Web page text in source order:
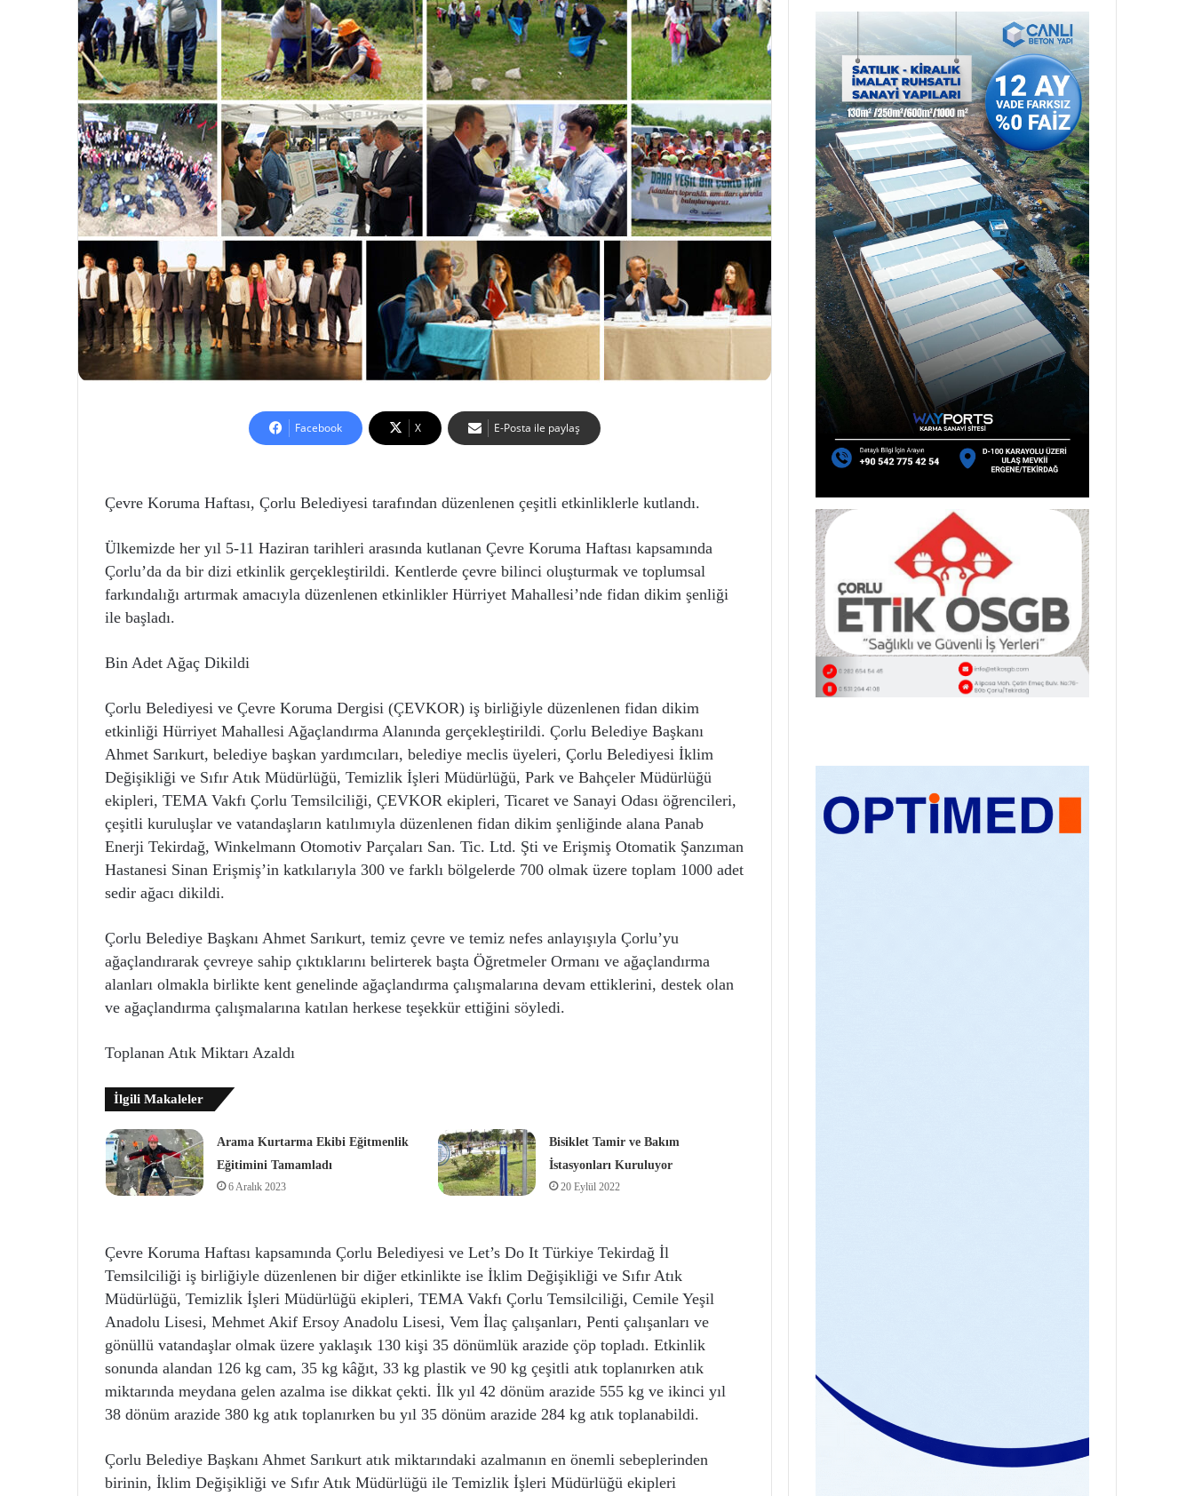
Facebook X E-Posta ile paylaş
Çevre Koruma Haftası, Çorlu Belediyesi tarafından düzenlenen çeşitli etkinliklerle kutlandı.
Ülkemizde her yıl 5-11 Haziran tarihleri arasında kutlanan Çevre Koruma Haftası kapsamında
Çorlu’da da bir dizi etkinlik gerçekleştirildi. Kentlerde çevre bilinci oluşturmak ve toplumsal
farkındalığı artırmak amacıyla düzenlenen etkinlikler Hürriyet Mahallesi’nde fidan dikim şenliği
ile başladı.
Bin Adet Ağaç Dikildi
Çorlu Belediyesi ve Çevre Koruma Dergisi (ÇEVKOR) iş birliğiyle düzenlenen fidan dikim
etkinliği Hürriyet Mahallesi Ağaçlandırma Alanında gerçekleştirildi. Çorlu Belediye Başkanı
Ahmet Sarıkurt, belediye başkan yardımcıları, belediye meclis üyeleri, Çorlu Belediyesi İklim
Değişikliği ve Sıfır Atık Müdürlüğü, Temizlik İşleri Müdürlüğü, Park ve Bahçeler Müdürlüğü
ekipleri, TEMA Vakfı Çorlu Temsilciliği, ÇEVKOR ekipleri, Ticaret ve Sanayi Odası öğrencileri,
çeşitli kuruluşlar ve vatandaşların katılımıyla düzenlenen fidan dikim şenliğinde alana Panab
Enerji Tekirdağ, Winkelmann Otomotiv Parçaları San. Tic. Ltd. Şti ve Erişmiş Otomatik Şanzıman
Hastanesi Sinan Erişmiş’in katkılarıyla 300 ve farklı bölgelerde 700 olmak üzere toplam 1000 adet
sedir ağacı dikildi.
Çorlu Belediye Başkanı Ahmet Sarıkurt, temiz çevre ve temiz nefes anlayışıyla Çorlu’yu
ağaçlandırarak çevreye sahip çıktıklarını belirterek başta Öğretmeler Ormanı ve ağaçlandırma
alanları olmakla birlikte kent genelinde ağaçlandırma çalışmalarına devam ettiklerini, destek olan
ve ağaçlandırma çalışmalarına katılan herkese teşekkür ettiğini söyledi.
Toplanan Atık Miktarı Azaldı
İlgili Makaleler
Arama Kurtarma Ekibi Eğitmenlik
Eğitimini Tamamladı
6 Aralık 2023
Bisiklet Tamir ve Bakım
İstasyonları Kuruluyor
20 Eylül 2022
Çevre Koruma Haftası kapsamında Çorlu Belediyesi ve Let’s Do It Türkiye Tekirdağ İl
Temsilciliği iş birliğiyle düzenlenen bir diğer etkinlikte ise İklim Değişikliği ve Sıfır Atık
Müdürlüğü, Temizlik İşleri Müdürlüğü ekipleri, TEMA Vakfı Çorlu Temsilciliği, Cemile Yeşil
Anadolu Lisesi, Mehmet Akif Ersoy Anadolu Lisesi, Vem İlaç çalışanları, Penti çalışanları ve
gönüllü vatandaşlar olmak üzere yaklaşık 130 kişi 35 dönümlük arazide çöp topladı. Etkinlik
sonunda alandan 126 kg cam, 35 kg kâğıt, 33 kg plastik ve 90 kg çeşitli atık toplanırken atık
miktarında meydana gelen azalma ise dikkat çekti. İlk yıl 42 dönüm arazide 555 kg ve ikinci yıl
38 dönüm arazide 380 kg atık toplanırken bu yıl 35 dönüm arazide 284 kg atık toplanabildi.
Çorlu Belediye Başkanı Ahmet Sarıkurt atık miktarındaki azalmanın en önemli sebeplerinden
birinin, İklim Değişikliği ve Sıfır Atık Müdürlüğü ile Temizlik İşleri Müdürlüğü ekipleri